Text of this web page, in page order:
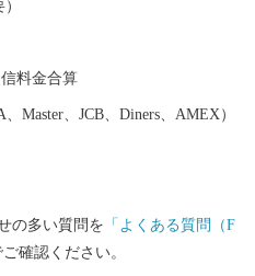
料金合算
Master、JCB、Diners、AMEX）
の多い質問を 「よくある質問（F
確認ください。